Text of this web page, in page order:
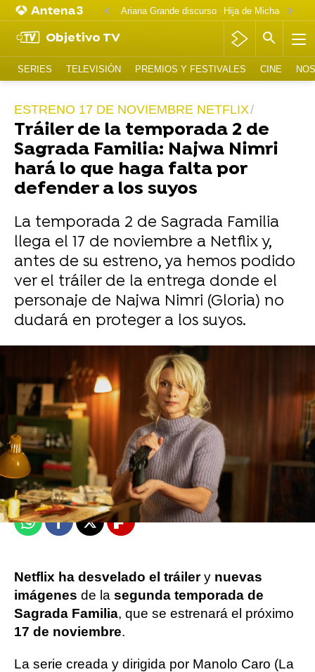
Ariana Grande discurso
Objetivo TV
SERIES TELEVISIÓN PREMIOS Y FESTIVALES CINE
ESTRENO 17 DE NOVIEMBRE NETFLIX
Tráiler de la temporada 2 de
Sagrada Familia: Najwa Nimri
hará lo que haga falta por
defender a los suyos
La temporada 2 de Sagrada Familia
llega el 17 de noviembre a Netflix y,
antes de su estreno, ya hemos podido
ver el tráiler de la entrega donde el
personaje de Najwa Nimri (Gloria) no
dudará en proteger a los suyos.
J. Carlos López Ruedas
Publicado:09 de noviembre de 2023, 09:48
WhatsappFacebook
X Flipboard
Netflix ha desvelado el tráilery nuevas
imágenes de la segunda temporada de
Sagrada Familia, que se estrenará el próximo
17 de noviembre.
La serie creada y dirigida por Manolo Caro (La